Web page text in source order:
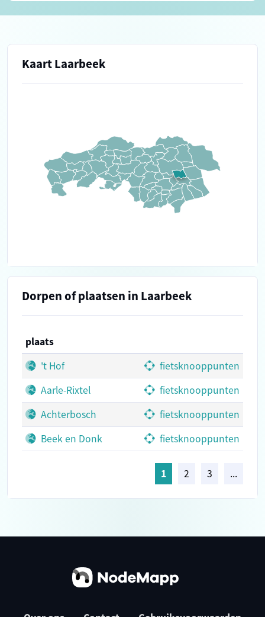
Kaart Laarbeek
Dorpen of plaatsen in Laarbeek
plaats
't Hof
fietsknooppunten
Aarle-Rixtel
fietsknooppunten
Achterbosch
fietsknooppunten
Beek en Donk
fietsknooppunten
1 2 3 ...